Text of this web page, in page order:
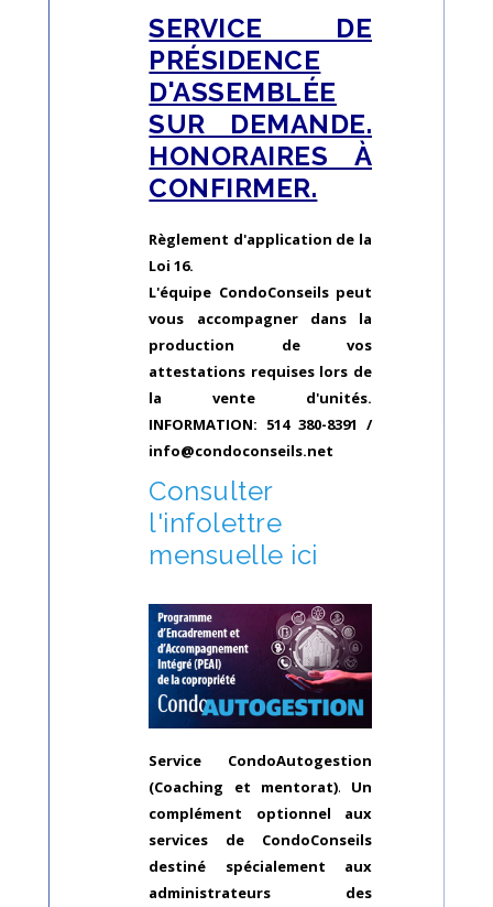
SERVICE DE
PRÉSIDENCE
D'ASSEMBLÉE
SUR DEMANDE.
HONORAIRES À
CONFIRMER.
Règlement d'application de la
Loi 16.
L'équipe CondoConseils peut
vous accompagner dans la
production de vos
attestations requises lors de
la vente d'unités.
INFORMATION: 514 380-8391 /
info@condoconseils.net
Consulter
l'infolettre
mensuelle ici
Service CondoAutogestion
(Coaching et mentorat). Un
complément optionnel aux
services de CondoConseils
destiné spécialement aux
administrateurs des